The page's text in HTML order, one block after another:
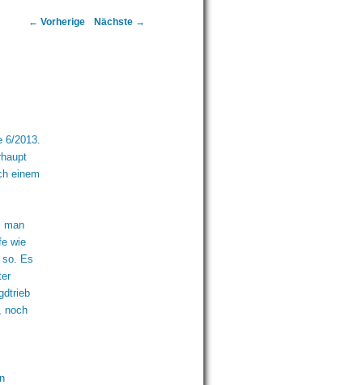
Artikelnavigation
← Vorherige Nächste →
6/2013.
einem
man
wie
so. Es
noch